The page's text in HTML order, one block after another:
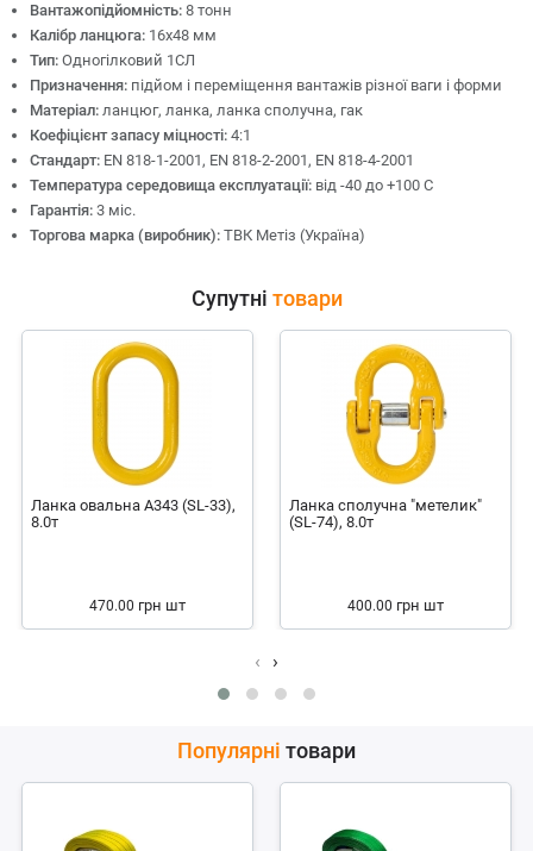
Вантажопідйомність: 8 тонн
Калібр ланцюга: 16х48 мм
Тип: Одногілковий 1СЛ
Призначення: підйом і переміщення вантажів різної ваги і форми
Матеріал: ланцюг, ланка, ланка сполучна, гак
Коефіцієнт запасу міцності: 4:1
Стандарт: EN 818-1-2001, EN 818-2-2001, EN 818-4-2001
Температура середовища експлуатації: від -40 до +100 С
Гарантія: 3 міс.
Торгова марка (виробник): ТВК Метіз (Україна)
Супутні товари
Ланка овальна А343 (SL-33),
8.0т
470.00 грн шт
Ланка сполучна "метелик"
(SL-74), 8.0т
400.00 грн шт
‹ ›
Популярні товари